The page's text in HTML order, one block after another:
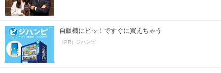
自販機にピッ！ですぐに買えちゃう
（PR）ジハンピ